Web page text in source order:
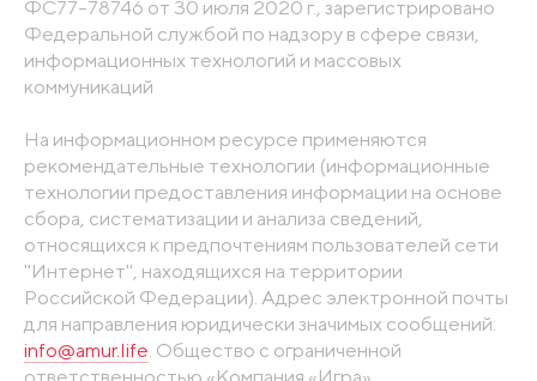
ФС77-78746 от 30 июля 2020 г., зарегистрировано
Федеральной службой по надзору в сфере связи,
информационных технологий и массовых
коммуникаций
На информационном ресурсе применяются
рекомендательные технологии (информационные
технологии предоставления информации на основе
сбора, систематизации и анализа сведений,
относящихся к предпочтениям пользователей сети
"Интернет", находящихся на территории
Российской Федерации). Адрес электронной почты
для направления юридически значимых сообщений:
info@amur.life. Общество с ограниченной